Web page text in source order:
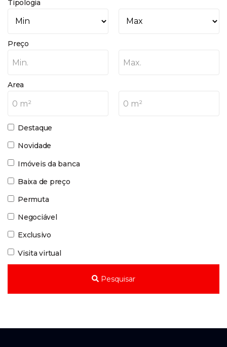
Tipologia
Preço
Min. Max.
Area
0 m² 0 m²
Destaque
Novidade
Imóveis da banca
Baixa de preço
Permuta
Negociável
Exclusivo
Visita virtual
Pesquisar